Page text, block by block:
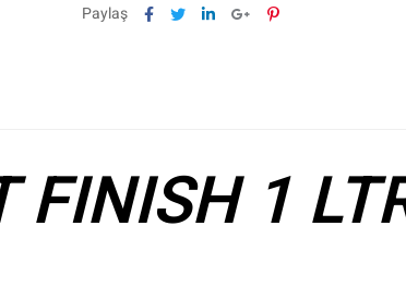
Paylaş Facebook
TwitterLinkedinGoogle+Pinterest
FINISH 1